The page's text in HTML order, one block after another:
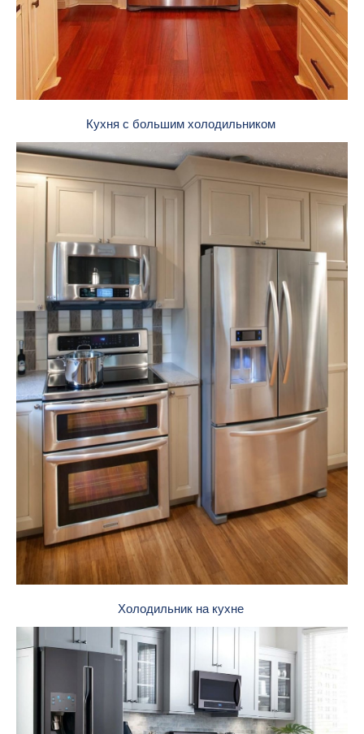
Кухня с большим холодильником
Холодильник на кухне